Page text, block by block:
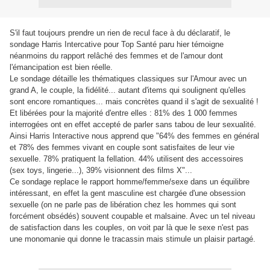
S'il faut toujours prendre un rien de recul face à du déclaratif, le
sondage Harris Intercative pour Top Santé paru hier témoigne
néanmoins du rapport relâché des femmes et de l'amour dont
l'émancipation est bien réelle.
Le sondage détaille les thématiques classiques sur l'Amour avec un
grand A, le couple, la fidélité... autant d'items qui soulignent qu'elles
sont encore romantiques... mais concrètes quand il s'agit de sexualité !
Et libérées pour la majorité d'entre elles : 81% des 1 000 femmes
interrogées ont en effet accepté de parler sans tabou de leur sexualité.
Ainsi Harris Interactive nous apprend que "64% des femmes en général
et 78% des femmes vivant en couple sont satisfaites de leur vie
sexuelle. 78% pratiquent la fellation. 44% utilisent des accessoires
(sex toys, lingerie...), 39% visionnent des films X"...
Ce sondage replace le rapport homme/femme/sexe dans un équilibre
intéressant, en effet la gent masculine est chargée d'une obsession
sexuelle (on ne parle pas de libération chez les hommes qui sont
forcément obsédés) souvent coupable et malsaine. Avec un tel niveau
de satisfaction dans les couples, on voit par là que le sexe n'est pas
une monomanie qui donne le tracassin mais stimule un plaisir partagé.